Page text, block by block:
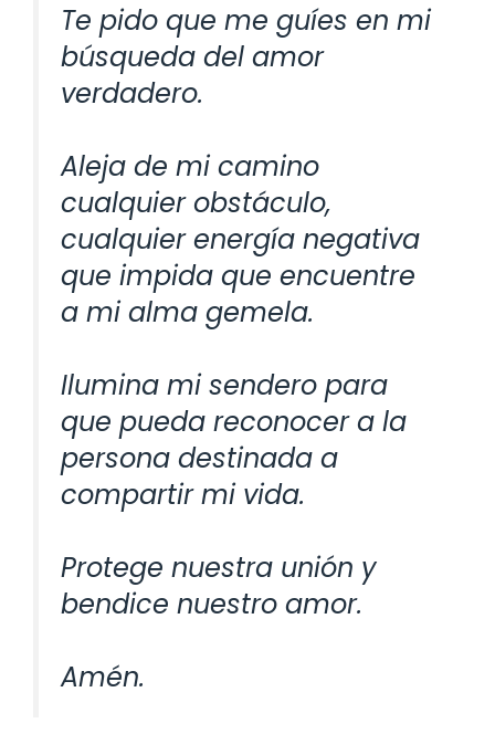
Te pido que me guíes en mi
búsqueda del amor
verdadero.
Aleja de mi camino
cualquier obstáculo,
cualquier energía negativa
que impida que encuentre
a mi alma gemela.
Ilumina mi sendero para
que pueda reconocer a la
persona destinada a
compartir mi vida.
Protege nuestra unión y
bendice nuestro amor.
Amén.